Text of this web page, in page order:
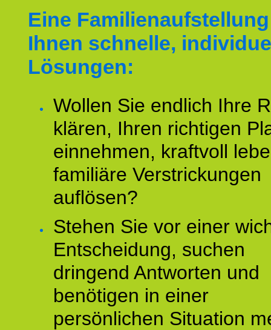
Eine
Ihnen schnelle,
Lösungen:
Wollen Sie endlich Ihre
klären, Ihren richtigen
einnehmen, kraftvoll
familiäre Verstrickungen
auflösen?
Stehen Sie vor einer
Entscheidung, suchen
dringend Antworten und
benötigen in einer
persönlichen Situation